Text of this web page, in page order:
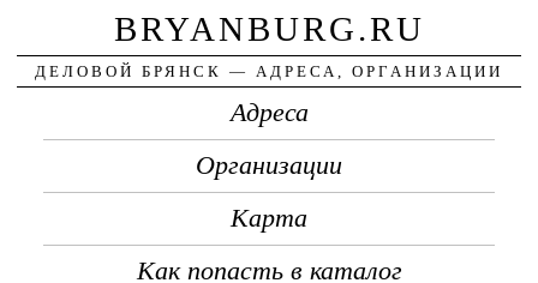
BRYANBURG.RU
ДЕЛОВОЙ БРЯНСК — АДРЕСА, ОРГАНИЗАЦИИ
Адреса
Организации
Карта
Как попасть в каталог